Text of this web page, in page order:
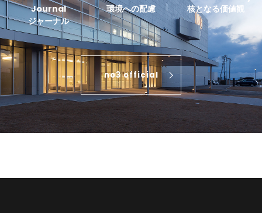
Journal
ジャーナル
環境への配慮
核となる価値観
no3 official